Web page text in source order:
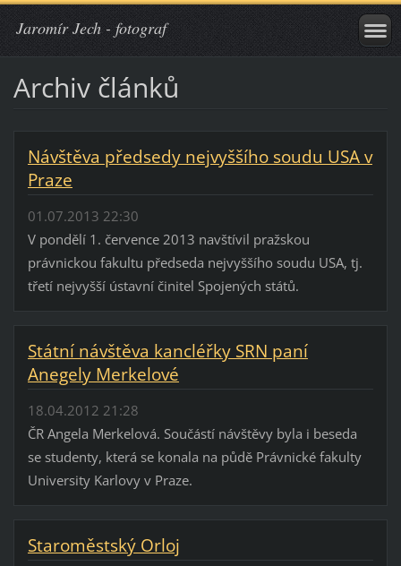
Jaromír Jech - fotograf
Archiv článků
Návštěva předsedy nejvyššího soudu USA v
Praze
01.07.2013 22:30
V pondělí 1. července 2013 navštívil pražskou
právnickou fakultu předseda nejvyššího soudu USA, tj.
třetí nejvyšší ústavní činitel Spojených států.
Státní návštěva kancléřky SRN paní
Anegely Merkelové
18.04.2012 21:28
ČR Angela Merkelová. Součástí návštěvy byla i beseda
se studenty, která se konala na půdě Právnické fakulty
University Karlovy v Praze.
Staroměstský Orloj